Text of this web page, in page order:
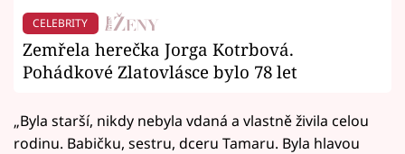
CELEBRITY
Zemřela herečka Jorga Kotrbová.
Pohádkové Zlatovlásce bylo 78 let
„Byla starší, nikdy nebyla vdaná a vlastně živila celou
rodinu. Babičku, sestru, dceru Tamaru. Byla hlavou